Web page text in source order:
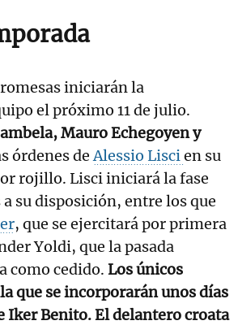
iniciarán la
el próximo 11 de julio.
Mauro Echegoyen y
órdenes deAlessio Liscien su
rojillo. Lisci iniciará la fase
su disposición, entre los que
, que se ejercitará por primera
Yoldi, que la pasada
como cedido. Los únicos
que se incorporarán unos días
Iker Benito. El delantero croata